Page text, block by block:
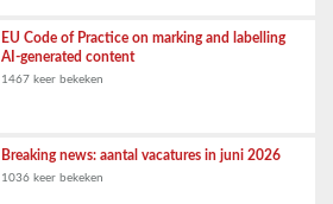
EU Code of Practice on marking and labelling
AI-generated content
1467 keer bekeken
Breaking news: aantal vacatures in juni 2026
1036 keer bekeken